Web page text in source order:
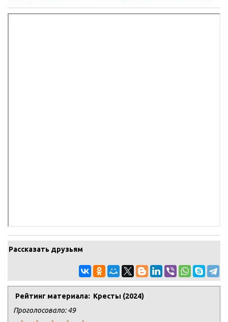
Рассказать друзьям
Рейтинг материала: Кресты (2024)
Проголосовало:49